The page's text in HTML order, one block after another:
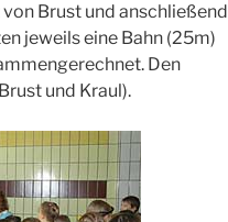
Brust und anschließend
jeweils eine Bahn (25m)
Den
und Kraul).